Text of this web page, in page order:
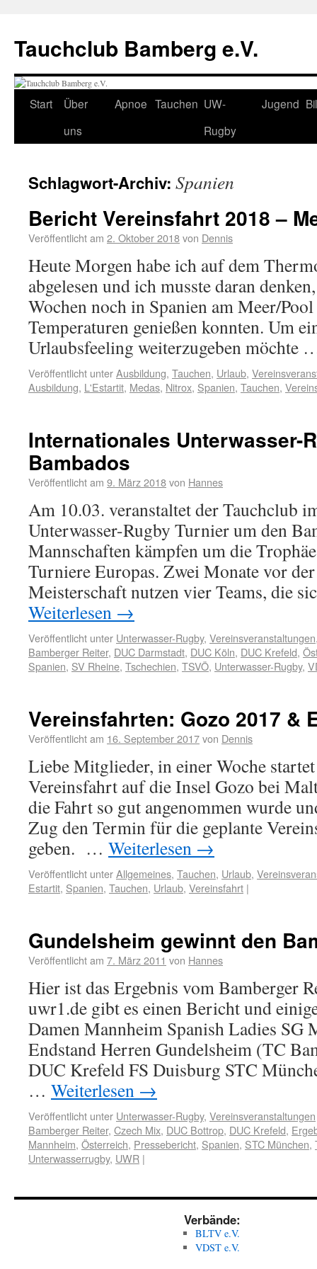
Tauchclub Bamberg e.V.
Start
Über
uns
Apnoe Tauchen UW-
Rugby
Jugend
Schlagwort-Archiv: Spanien
Bericht Vereinsfahrt 2018 –
Veröffentlicht am 2. Oktober 2018von Dennis
Heute Morgen habe ich auf dem
abgelesen und ich musste daran
Wochen noch in Spanien am Meer/
Temperaturen genießen konnten. Um
Urlaubsfeeling weiterzugeben möchte
Veröffentlicht unterAusbildung, Tauchen, Urlaub,
Ausbildung, L'Estartit, Medas, Nitrox, Spanien, Tauchen,
Internationales Unterwasser-
Bambados
Veröffentlicht am 9. März 2018von Hannes
Am 10.03. veranstaltet der Tauchclub
Unterwasser-Rugby Turnier um den
Mannschaften kämpfen um die
Turniere Europas. Zwei Monate vor
Meisterschaft nutzen vier Teams, die
Weiterlesen →
Veröffentlicht unter Unterwasser-Rugby, Vereinsveranstaltungen
Bamberger Reiter, DUC Darmstadt, DUC Köln, DUC Krefeld,
Spanien, SV Rheine, Tschechien, TSVÖ, Unterwasser-Rugby,
Vereinsfahrten: Gozo 2017 &
Veröffentlicht am 16. September 2017von Dennis
Liebe Mitglieder, in einer Woche
Vereinsfahrt auf die Insel Gozo bei
die Fahrt so gut angenommen wurde
Zug den Termin für die geplante
geben. … Weiterlesen →
Veröffentlicht unterAllgemeines, Tauchen, Urlaub,
Estartit, Spanien, Tauchen, Urlaub, Vereinsfahrt |
Gundelsheim gewinnt den
Veröffentlicht am 7. März 2011 von Hannes
Hier ist das Ergebnis vom Bamberger
uwr1.de gibt es einen Bericht und
Damen Mannheim Spanish Ladies SG
Endstand Herren Gundelsheim (TC
DUC Krefeld FS Duisburg STC
… Weiterlesen →
Veröffentlicht unter Unterwasser-Rugby, Vereinsveranstaltungen
Bamberger Reiter, Czech Mix, DUC Bottrop, DUC Krefeld,
Mannheim, Österreich, Pressebericht, Spanien, STC München,
Unterwasserrugby, UWR |
Verbände:
BLTV e.V.
VDST e.V.